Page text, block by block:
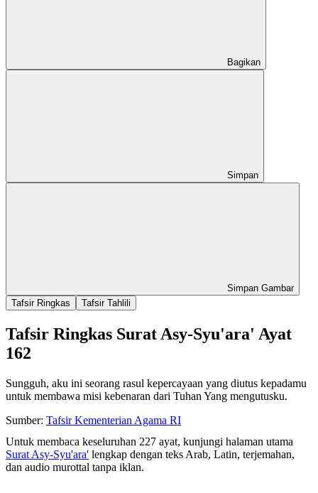
Bagikan
Simpan
Simpan Gambar
Tafsir Ringkas
Tafsir Tahlili
Tafsir Ringkas Surat Asy-Syu'ara' Ayat
162
Sungguh, aku ini seorang rasul kepercayaan yang diutus kepadamu
untuk membawa misi kebenaran dari Tuhan Yang mengutusku.
Sumber: Tafsir Kementerian Agama RI
Untuk membaca keseluruhan 227 ayat, kunjungi halaman utama
Surat Asy-Syu'ara' lengkap dengan teks Arab, Latin, terjemahan,
dan audio murottal tanpa iklan.